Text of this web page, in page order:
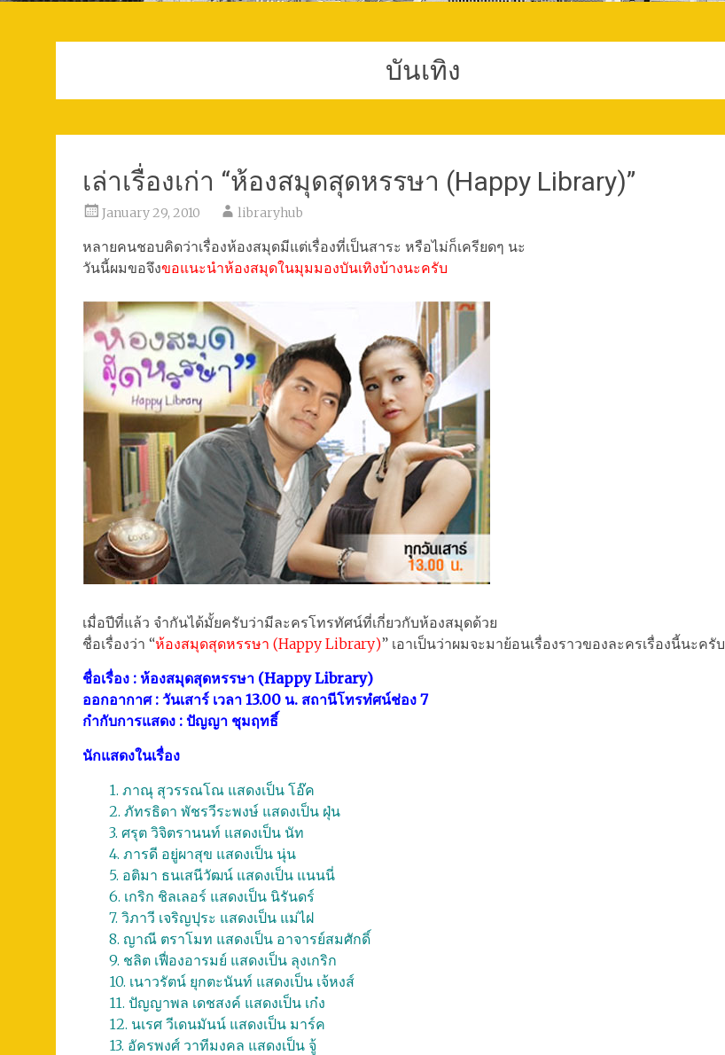
บันเทิง
เล่าเรื่องเก่า “ห้องสมุดสุดหรรษา (Happy Library)”
January 29, 2010 libraryhub
หลายคนชอบคิดว่าเรื่องห้องสมุดมีแต่เรื่องที่เป็นสาระ หรือไม่ก็เครียดๆ นะ
วันนี้ผมขอจึงขอแนะนำห้องสมุดในมุมมองบันเทิงบ้างนะครับ
เมื่อปีที่แล้ว จำกันได้มั้ยครับว่ามีละครโทรทัศน์ที่เกี่ยวกับห้องสมุดด้วย
ชื่อเรื่องว่า “ห้องสมุดสุดหรรษา (Happy Library)” เอาเป็นว่าผมจะมาย้อนเรื่องราวของละครเรื่องนี้นะครับ
ชื่อเรื่อง : ห้องสมุดสุดหรรษา (Happy Library)
ออกอากาศ : วันเสาร์ เวลา 13.00 น. สถานีโทรทํศน์ช่อง 7
กำกับการแสดง : ปัญญา ชุมฤทธิ์
นักแสดงในเรื่อง
1. ภาณุ สุวรรณโณ แสดงเป็น โอ๊ค
2. ภัทรธิดา พัชรวีระพงษ์ แสดงเป็น ฝุ่น
3. ศรุต วิจิตรานนท์ แสดงเป็น นัท
4. ภารดี อยู่ผาสุข แสดงเป็น นุ่น
5. อติมา ธนเสนีวัฒน์ แสดงเป็น แนนนี่
6. เกริก ชิลเลอร์ แสดงเป็น นิรันดร์
7. วิภาวี เจริญปุระ แสดงเป็น แม่ไฝ
8. ญาณี ตราโมท แสดงเป็น อาจารย์สมศักดิ์
9. ชลิต เฟื่องอารมย์ แสดงเป็น ลุงเกริก
10. เนาวรัตน์ ยุกตะนันท์ แสดงเป็น เจ้หงส์
11. ปัญญาพล เดชสงค์ แสดงเป็น เก๋ง
12. นเรศ วีเดนมันน์ แสดงเป็น มาร์ค
13. อัครพงศ์ วาทีมงคล แสดงเป็น จู้